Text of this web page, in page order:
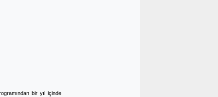
bir yıl içinde